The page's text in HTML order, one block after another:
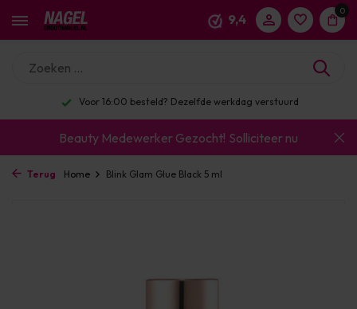
9,4
0
Voor 16:00 besteld? Dezelfde werkdag verstuurd
Beauty Medewerker Gezocht! Solliciteer nu
Terug Home Blink Glam Glue Black 5 ml